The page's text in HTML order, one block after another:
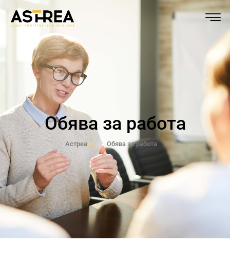
Обява за работа
Астреа Обява за работа